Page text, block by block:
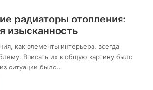
радиаторы отопления:
изысканность
как элементы интерьера, всегда
Вписать их в общую картину было
ситуации было…